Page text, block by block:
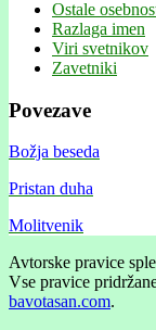
Ostale
Razlaga imen
Viri svetnikov
Zavetniki
Povezave
Božja beseda
Pristan duha
Molitvenik
Avtorske pravice
Vse pravice
bavotasan.com.